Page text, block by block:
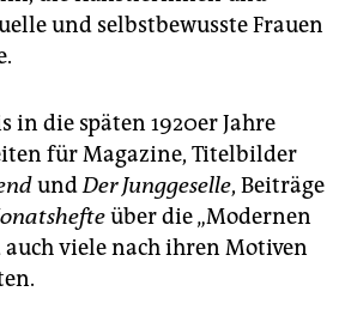
und selbstbewusste Frauen
in die späten 1920er Jahre
für Magazine, Titelbilder
undDer Junggeselle, Beiträge
über die „Modernen
viele nach ihren Motiven